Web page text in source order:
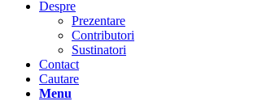
Despre
Prezentare
Contributori
Sustinatori
Contact
Cautare
Menu